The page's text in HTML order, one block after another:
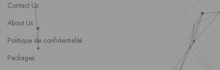
Contact Us
About Us
Politique de confidentialité
Packages